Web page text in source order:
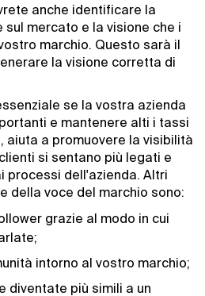
anche identificare la
mercato e la visione che i
marchio. Questo sarà il
la visione corretta di
se la vostra azienda
e mantenere alti i tassi
aiuta a promuovere la visibilità
si sentano più legati e
processi dell'azienda. Altri
della voce del marchio sono:
grazie al modo in cui
intorno al vostro marchio;
diventate più simili a un